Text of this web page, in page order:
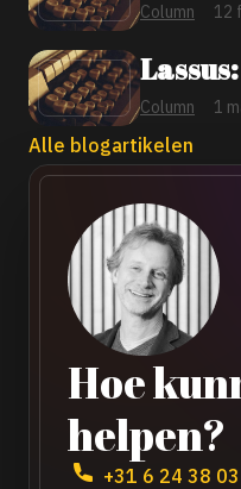
Column 12
Column 1
Alle blogartikelen
Hoe
helpen?
+31 6 24 38